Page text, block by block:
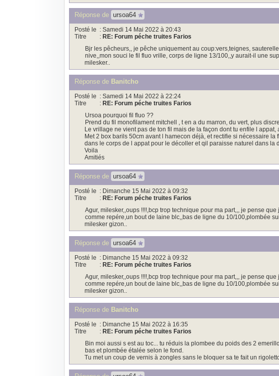
Réponse de ursoa64
Posté le : Samedi 14 Mai 2022 à 20:43
Titre
: RE: Forum péche truites Farios
Bjr les pêcheurs,, je pêche uniquement au coup:vers,teignes,
nive,,mon souci le fil fluo vrille, corps de ligne 13/100,,y aurait-il une
milesker..
Réponse de Banitcho
Posté le : Samedi 14 Mai 2022 à 22:24
Titre
: RE: Forum péche truites Farios
Ursoa pourquoi fil fluo ??
Prend du fil monofilament mitchell , t en a du marron, du vert, plus
Le vrillage ne vient pas de ton fil mais de la façon dont tu enfile l
Met 2 box barils 50cm avant l hamecon déjà, et rectifie si nécessaire
dans le corps de l appat pour le décoller et qil paraisse naturel dans la
Voila
Amitiés
Réponse de ursoa64
Posté le : Dimanche 15 Mai 2022 à 09:32
Titre
: RE: Forum péche truites Farios
Agur, milesker,,oups !!!!,bcp trop technique pour ma part,,, je pense
comme repére,un bout de laine blc,,bas de ligne du 10/100,plombée
milesker gizon..
Réponse de ursoa64
Posté le : Dimanche 15 Mai 2022 à 09:32
Titre
: RE: Forum péche truites Farios
Agur, milesker,,oups !!!!,bcp trop technique pour ma part,,, je pense
comme repére,un bout de laine blc,,bas de ligne du 10/100,plombée
milesker gizon..
Réponse de Banitcho
Posté le : Dimanche 15 Mai 2022 à 16:35
Titre
: RE: Forum péche truites Farios
Bin moi aussi s est au toc... tu réduis la plombee du poids des 2
bas et plombée étalée selon le fond.
Tu met un coup de vernis à zongles sans le bloquer sa te fait un